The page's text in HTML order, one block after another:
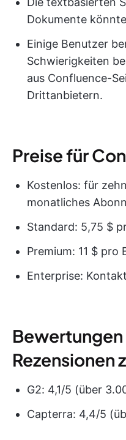
Dokumente
Einige Benutzer
Schwierigkeiten
aus Confluence-
Drittanbietern.
Preise für
Kostenlos: für
monatliches
Standard: 5,75 $
Premium: 11 $
Enterprise:
Bewertungen
Rezensionen
G2: 4,1/5 (über
Capterra: 4,4/5